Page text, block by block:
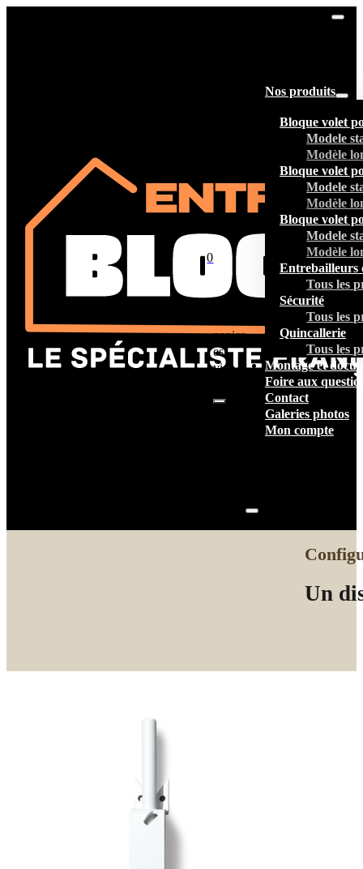
Nos produits
Bloque volet
Modele
Modèle
Bloque volet
Modele
Modèle
Bloque volet
Modele
Modèle
Entrebailleurs
Tous les
Sécurité
Tous les
Quincallerie
Tous les
Montage et
Foire aux
Contact
Galeries photos
Mon compte
0
panier
est
vide.
Un